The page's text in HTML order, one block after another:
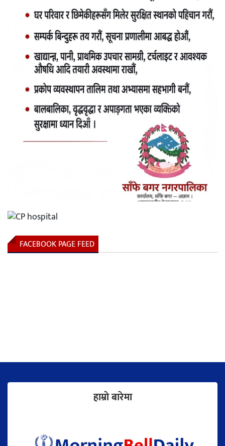
FACEBOOK PAGE FEED
हाम्राे बारेमा